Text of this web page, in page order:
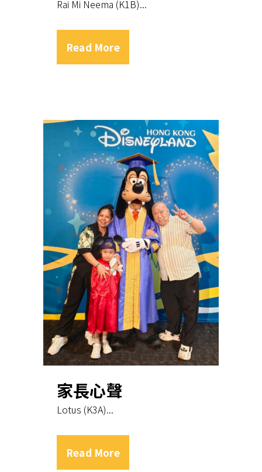
Rai Mi Neema (K1B)...
Read More
家長心聲
Lotus (K3A)...
Read More